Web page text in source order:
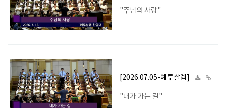
"주님의 사랑"
[2026.07.05-예루살렘]
"내가 가는 길"